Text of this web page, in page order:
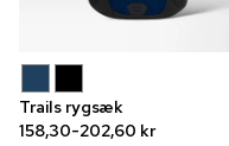
Trails rygsæk
158,30-202,60 kr